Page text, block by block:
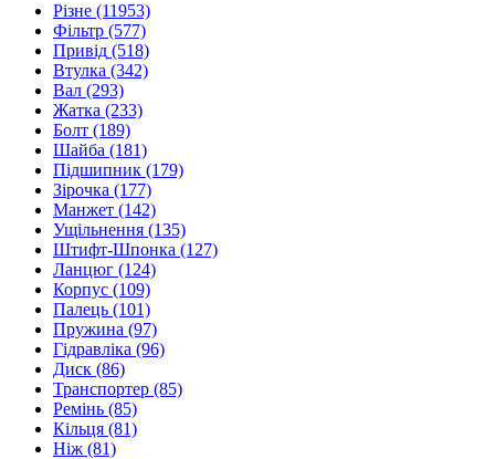
Різне (11953)
Фільтр (577)
Привід (518)
Втулка (342)
Вал (293)
Жатка (233)
Болт (189)
Шайба (181)
Підшипник (179)
Зірочка (177)
Манжет (142)
Ущільнення (135)
Штифт-Шпонка (127)
Ланцюг (124)
Корпус (109)
Палець (101)
Пружина (97)
Гідравліка (96)
Диск (86)
Транспортер (85)
Ремінь (85)
Кільця (81)
Ніж (81)